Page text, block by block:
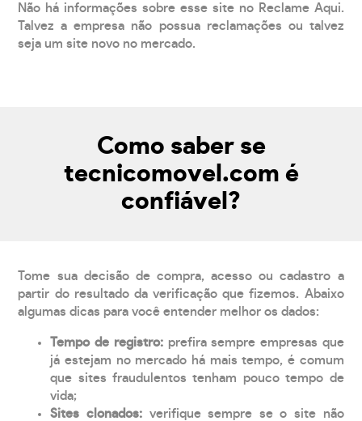
Não há informações sobre esse site no Reclame Aqui.
Talvez a empresa não possua reclamações ou talvez
seja um site novo no mercado.
Como saber se
tecnicomovel.com é
confiável?
Tome sua decisão de compra, acesso ou cadastro a
partir do resultado da verificação que fizemos. Abaixo
algumas dicas para você entender melhor os dados:
Tempo de registro: prefira sempre empresas que
já estejam no mercado há mais tempo, é comum
que sites fraudulentos tenham pouco tempo de
vida;
Sites clonados: verifique sempre se o site não